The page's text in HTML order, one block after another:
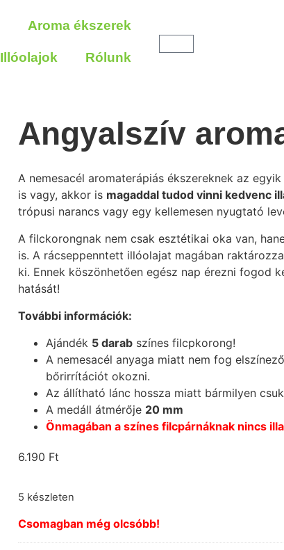
Aroma ékszerek
Illóolajok Rólunk
Angyalszív
A nemesacél aromaterápiás ékszereknek az
is vagy, akkor is magaddal tudod vinni kedvenc
trópusi narancs vagy egy kellemesen nyugtató
A filckorongnak nem csak esztétikai oka van,
is. A rácseppenntett illóolajat magában
ki. Ennek köszönhetően egész nap érezni fogod
hatását!
További információk:
Ajándék 5 darab színes filcpkorong!
A nemesacél anyaga miatt nem fog
bőrirrítációt okozni.
Az állítható lánc hossza miatt bármilyen
A medáll átmérője 20 mm
Önmagában a színes filcpárnáknak nincs
6.190 Ft
5 készleten
Csomagban még olcsóbb!